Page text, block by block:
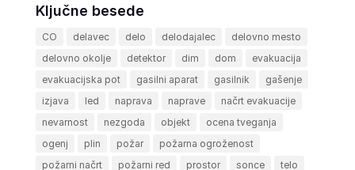
Ključne besede
CO delavec delo delodajalec
delovno mesto
delovno okolje
detektor dim dom
evakuacija
evakuacijska pot
gasilni aparat gasilnik
gašenje
izjava
led naprava naprave
načrt evakuacije
nevarnost
nezgoda objekt
ocena tveganja
ogenj
plin požar
požarna ogroženost
požarni načrt
požarni red prostor sonce
telo